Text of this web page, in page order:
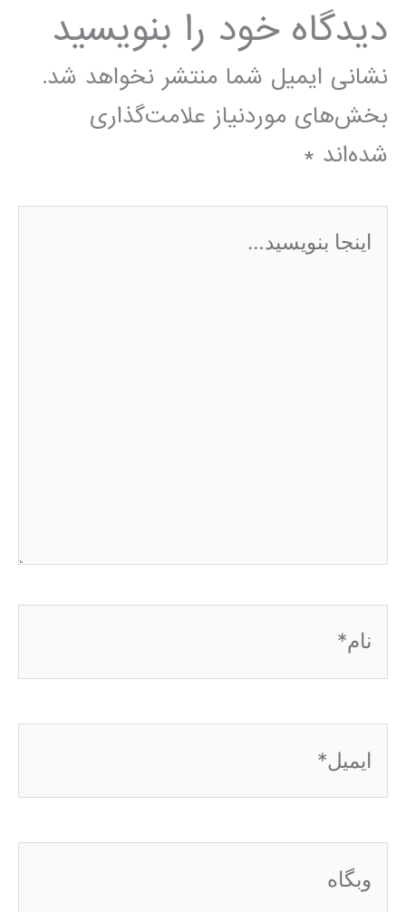
دیدگاه‌ خود را بنویسید
نشانی ایمیل شما منتشر نخواهد شد.
بخش‌های موردنیاز علامت‌گذاری
شده‌اند *
اینجا
بنویسید…
نام*
وبگاه